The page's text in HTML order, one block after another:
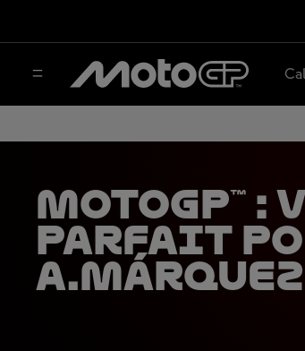
MotoGP™
parfait